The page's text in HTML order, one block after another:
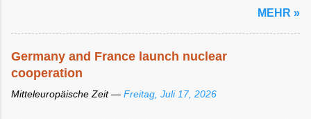
MEHR »
Germany and France launch nuclear
cooperation
Mitteleuropäische Zeit — Freitag, Juli 17, 2026